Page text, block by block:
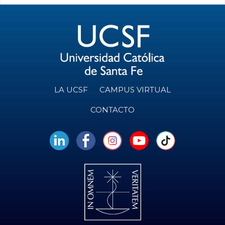
LA UCSF CAMPUS VIRTUAL
CONTACTO